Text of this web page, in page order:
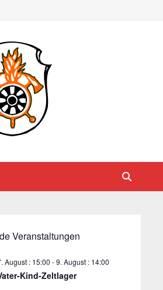
Veranstaltungen
August : 15:00 -9. August : 14:00
Kind-Zeltlager